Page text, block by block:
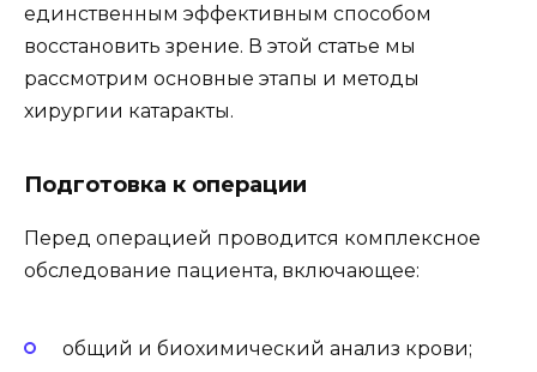
единственным эффективным способом
восстановить зрение. В этой статье мы
рассмотрим основные этапы и методы
хирургии катаракты.
Подготовка к операции
Перед операцией проводится комплексное
обследование пациента, включающее:
общий и биохимический анализ крови;